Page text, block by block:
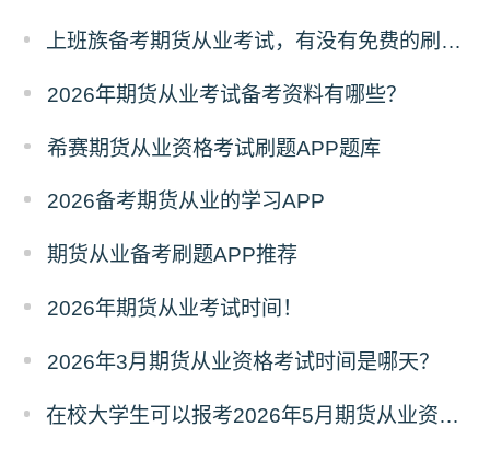
上班族备考期货从业考试，有没有免费的刷题 APP 可以推荐？
2026年期货从业考试备考资料有哪些？
希赛期货从业资格考试刷题APP题库
2026备考期货从业的学习APP
期货从业备考刷题APP推荐
2026年期货从业考试时间！
2026年3月期货从业资格考试时间是哪天？
在校大学生可以报考2026年5月期货从业资格考试吗？